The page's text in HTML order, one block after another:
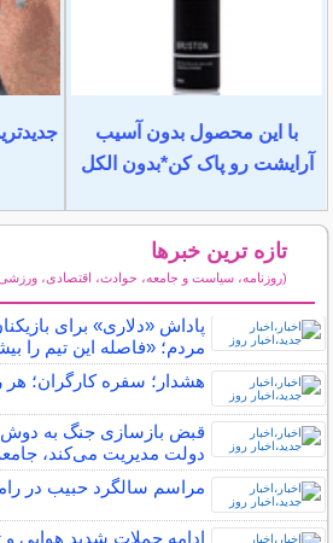
با این محصول بدون آسیب
آرایشت رو پاک کن*بدون الکل
تازه ترین خبرها
(روزنامه، سیاست و جامعه، حوادث، اقتصادی،
پاداش «دلاری» برای
مردم؛ «فاصله این تیم را
هشدار؛ سفره کارگران؛ هر
قبض بازسازی جنگ به
دولت مدیریت می‌کند،
مراسم سالگرد حبیب در
ادامه حملات شدید هوایی و